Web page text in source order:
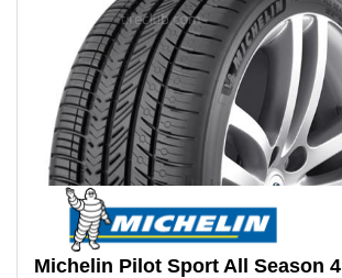
Michelin Pilot Sport All Season 4